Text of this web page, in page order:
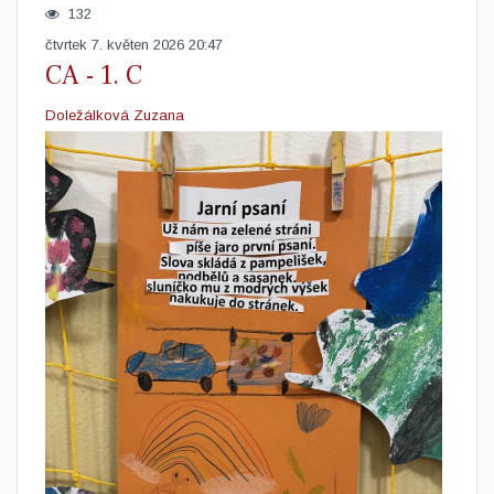
132
čtvrtek 7. květen 2026 20:47
CA - 1. C
Doležálková Zuzana